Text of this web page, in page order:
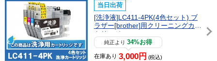
当日出荷
[洗浄液]LC411-4PK(4色セット) ブ
ラザー[brother]用クリーニングカー
トリッジ
純正より34%お得
在庫あり 3,000円 (税込)